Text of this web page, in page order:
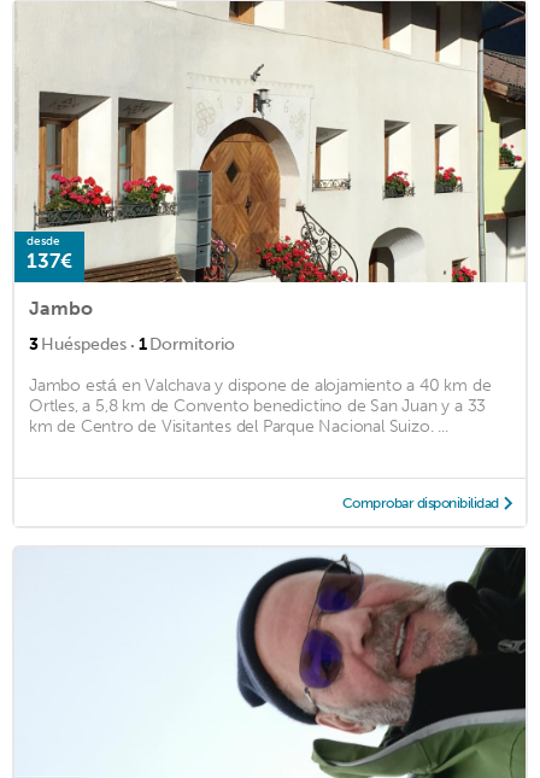
desde
137€
Jambo
3Huéspedes · 1Dormitorio
Jambo está en Valchava y dispone de alojamiento a 40 km de
Ortles, a 5,8 km de Convento benedictino de San Juan y a 33
km de Centro de Visitantes del Parque Nacional Suizo. ...
Comprobar disponibilidad